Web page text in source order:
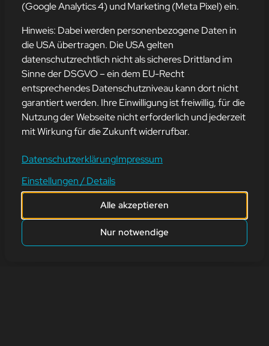
KARFREITAG
Wir wünschen euch einen schönen Karfreitag und erholsame
Feiertage.🐟
zurück
(Google Analytics 4) und Marketing (Meta Pixel) ein.
Hinweis: Dabei werden personenbezogene Daten in
die USA übertragen. Die USA gelten
datenschutzrechtlich nicht als sicheres Drittland im
Sinne der DSGVO – ein dem EU-Recht
entsprechendes Datenschutzniveau kann dort nicht
garantiert werden. Ihre Einwilligung ist freiwillig, für die
Nutzung der Webseite nicht erforderlich und jederzeit
mit Wirkung für die Zukunft widerrufbar.
DatenschutzerklärungImpressum
Einstellungen / Details
Nur notwendige
Alle akzeptieren